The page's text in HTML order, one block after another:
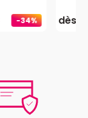
-34% dès